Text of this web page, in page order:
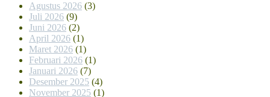
Agustus 2026 (3)
Juli 2026 (9)
Juni 2026 (2)
April 2026 (1)
Maret 2026 (1)
Februari 2026 (1)
Januari 2026 (7)
Desember 2025 (4)
November 2025 (1)